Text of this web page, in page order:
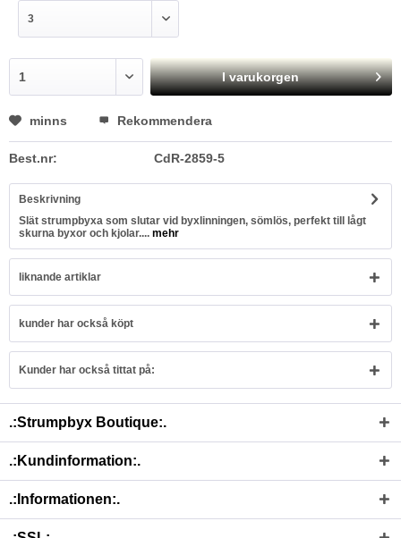
I varukorgen
minns Rekommendera
Best.nr: CdR-2859-5
Beskrivning
Slät strumpbyxa som slutar vid byxlinningen, sömlös, perfekt till lågt
skurna byxor och kjolar.... mehr
liknande artiklar
kunder har också köpt
Kunder har också tittat på:
.:Strumpbyx Boutique:.
.:Kundinformation:.
.:Informationen:.